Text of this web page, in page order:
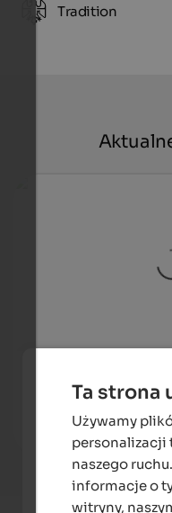
Tradition
Breathtaking views
Ta strona
Używamy
personalizacji
naszego
informacje o
witryny,